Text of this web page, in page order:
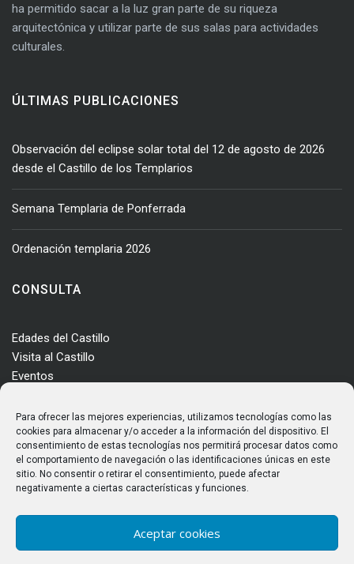
Para ofrecer las mejores experiencias, utilizamos tecnologías como las
cookies para almacenar y/o acceder a la información del dispositivo. El
consentimiento de estas tecnologías nos permitirá procesar datos como
el comportamiento de navegación o las identificaciones únicas en este
sitio. No consentir o retirar el consentimiento, puede afectar
negativamente a ciertas características y funciones.
Aceptar cookies
ha permitido sacar a la luz gran parte de su riqueza
arquitectónica y utilizar parte de sus salas para actividades
culturales.
ÚLTIMAS PUBLICACIONES
Observación del eclipse solar total del 12 de agosto de 2026
desde el Castillo de los Templarios
Semana Templaria de Ponferrada
Ordenación templaria 2026
CONSULTA
Edades del Castillo
Visita al Castillo
Eventos
Enclave
Más información
Consultas
Horarios y tarifas